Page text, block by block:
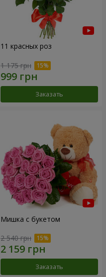
11 красных роз
1 175 грн
Заказать
Мишка с букетом
2 540 грн
Заказать